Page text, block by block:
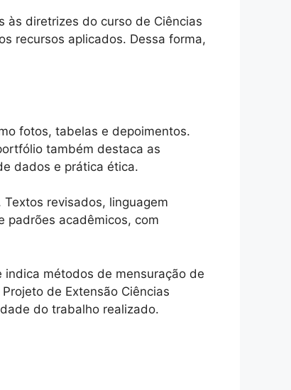
às diretrizes do curso de Ciências
recursos aplicados. Dessa forma,
fotos, tabelas e depoimentos.
também destaca as
dados e prática ética.
revisados, linguagem
padrões acadêmicos, com
métodos de mensuração de
de Extensão Ciências
do trabalho realizado.